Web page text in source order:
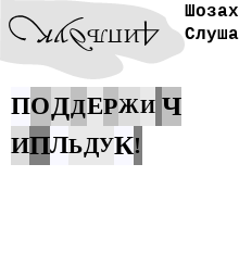
ПОДДЕРЖИ Ч
ИПЛЬДУК!